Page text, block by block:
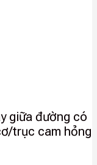
giữa đường có
trục cam hỏng